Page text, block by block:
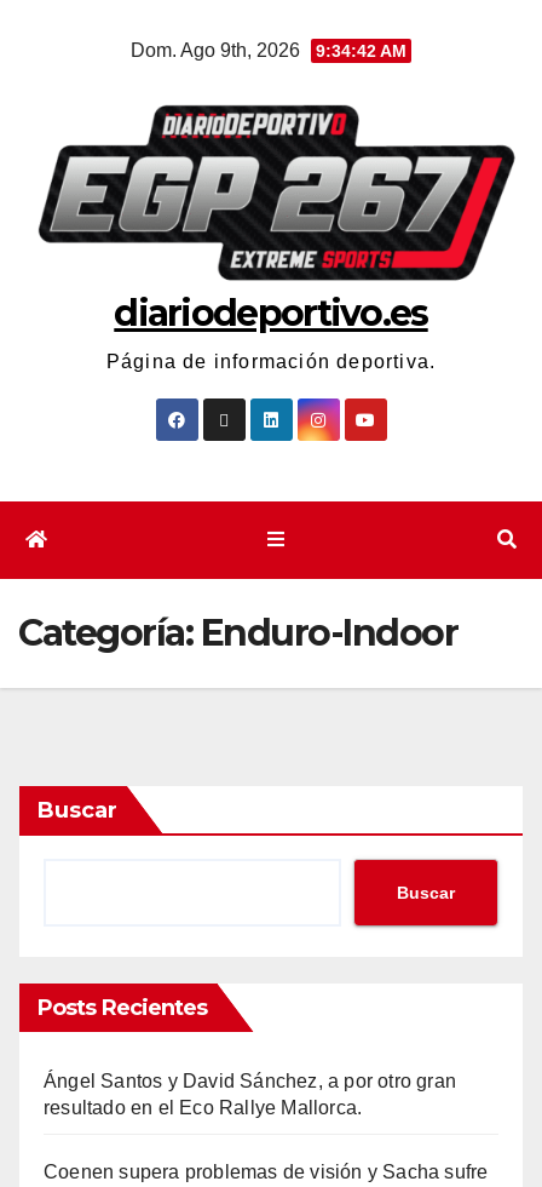
Dom. Ago 9th, 2026 9:34:42 AM
diariodeportivo.es
Página de información deportiva.
Categoría: Enduro-Indoor
Buscar
Buscar
Posts Recientes
Ángel Santos y David Sánchez, a por otro gran
resultado en el Eco Rallye Mallorca.
Coenen supera problemas de visión y Sacha sufre